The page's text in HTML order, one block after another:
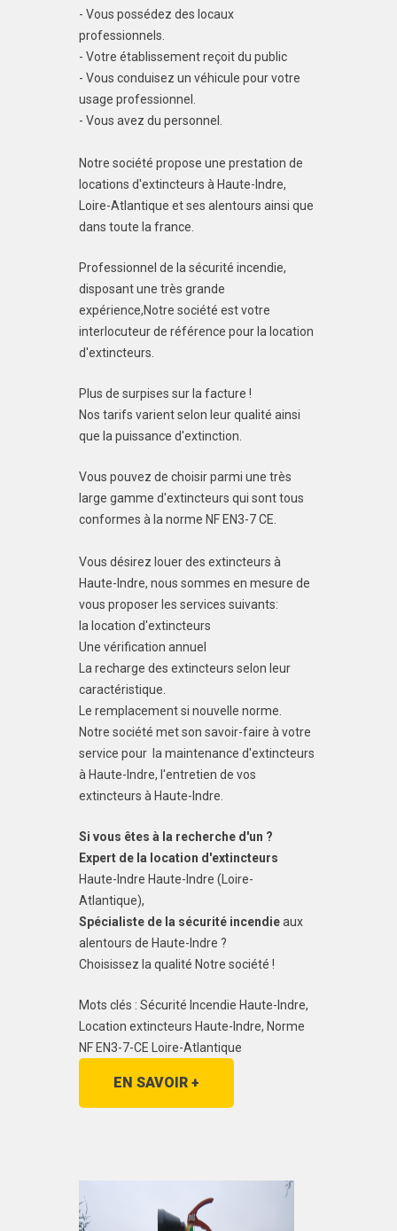
- Vous possédez des locaux
professionnels.
- Votre établissement reçoit du public
- Vous conduisez un véhicule pour votre
usage professionnel.
- Vous avez du personnel.
Notre société propose une prestation de
locations d'extincteurs à Haute-Indre,
Loire-Atlantique et ses alentours ainsi que
dans toute la france.
Professionnel de la sécurité incendie,
disposant une très grande
expérience,Notre société est votre
interlocuteur de référence pour la location
d'extincteurs.
Plus de surpises sur la facture !
Nos tarifs varient selon leur qualité ainsi
que la puissance d'extinction.
Vous pouvez de choisir parmi une très
large gamme d'extincteurs qui sont tous
conformes à la norme NF EN3-7 CE.
Vous désirez louer des extincteurs à
Haute-Indre, nous sommes en mesure de
vous proposer les services suivants:
la location d'extincteurs
Une vérification annuel
La recharge des extincteurs selon leur
caractéristique.
Le remplacement si nouvelle norme.
Notre société met son savoir-faire à votre
service pour la maintenance d'extincteurs
à Haute-Indre, l'entretien de vos
extincteurs à Haute-Indre.
Si vous êtes à la recherche d'un ?
Expert de la location d'extincteurs
Haute-Indre Haute-Indre (Loire-
Atlantique),
Spécialiste de la sécurité incendieaux
alentours de Haute-Indre ?
Choisissez la qualité Notre société !
Mots clés : Sécurité Incendie Haute-Indre,
Location extincteurs Haute-Indre, Norme
NF EN3-7-CE Loire-Atlantique
EN SAVOIR +